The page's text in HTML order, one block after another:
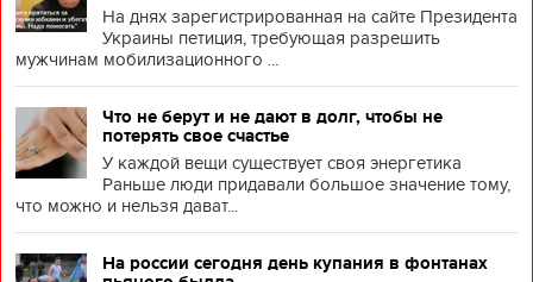
На днях зарегистрированная на сайте Президента
Украины петиция, требующая разрешить
мужчинам мобилизационного ...
Что не берут и не дают в долг, чтобы не
потерять свое счастье
У каждой вещи существует своя энергетика
Раньше люди придавали большое значение тому,
что можно и нельзя дават...
На россии сегодня день купания в фонтанах